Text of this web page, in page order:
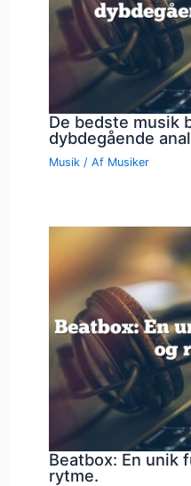
De bedste musik
dybdegående
Musik / Af Musiker
Beatbox: En unik
rytme.